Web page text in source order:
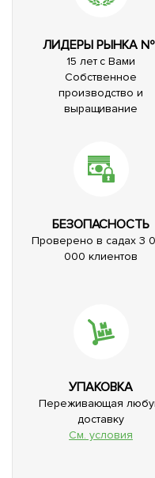
ЛИДЕРЫ РЫНКА
15 лет с Вами
Собственное
производство и
выращивание
БЕЗОПАСНОСТЬ
Проверено в садах 3
000 клиентов
УПАКОВКА
Переживающая
доставку
См. условия